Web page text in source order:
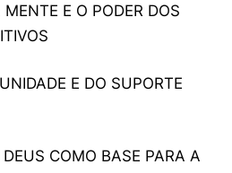
E O PODER DOS
E DO SUPORTE
COMO BASE PARA A